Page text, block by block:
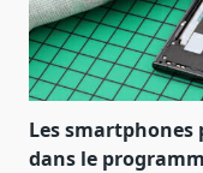
Les
dans le